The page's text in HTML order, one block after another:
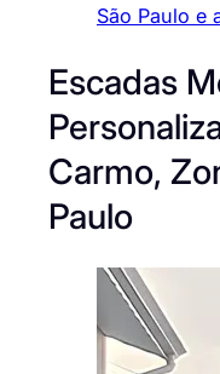
São Paulo e
Escadas
Carmo,
Paulo